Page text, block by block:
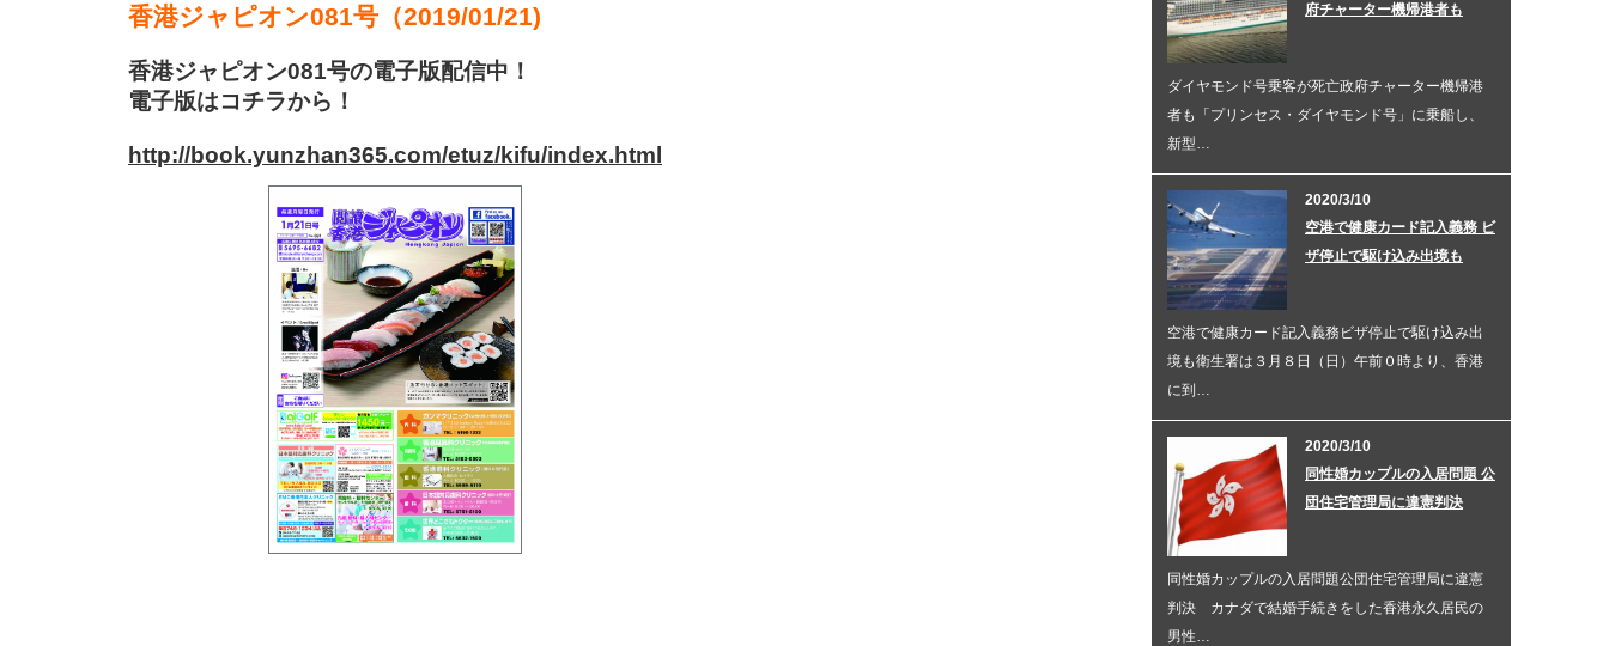
香港ジャピオン081号（2019/01/21)
香港ジャピオン081号の電子版配信中！
電子版はコチラから！
http://book.yunzhan365.com/etuz/kifu/index.html
府チャーター機帰港者も
ダイヤモンド号乗客が死亡政府チャーター機帰港
者も「プリンセス・ダイヤモンド号」に乗船し、
新型…
2020/3/10
空港で健康カード記入義務 ビ
ザ停止で駆け込み出境も
空港で健康カード記入義務ビザ停止で駆け込み出
境も衛生署は３月８日（日）午前０時より、香港
に到…
2020/3/10
同性婚カップルの入居問題 公
団住宅管理局に違憲判決
同性婚カップルの入居問題公団住宅管理局に違憲
判決 カナダで結婚手続きをした香港永久居民の
男性…